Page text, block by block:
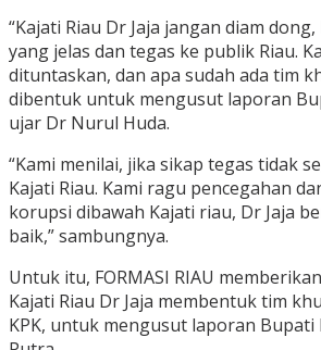
“Kajati Riau Dr Jaja jangan diam
yang jelas dan tegas ke publik Riau.
dituntaskan, dan apa sudah ada tim
dibentuk untuk mengusut laporan
ujar Dr Nurul Huda.
“Kami menilai, jika sikap tegas tidak
Kajati Riau. Kami ragu pencegahan
korupsi dibawah Kajati riau, Dr Jaja
baik,” sambungnya.
Untuk itu, FORMASI RIAU
Kajati Riau Dr Jaja membentuk tim
KPK, untuk mengusut laporan Bupati